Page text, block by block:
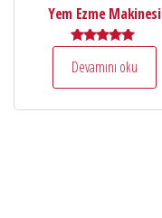
Yem Ezme Makinesi
5.00
oy aldı
Devamını oku